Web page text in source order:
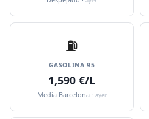
⛽️
GASOLINA 95
1,590 €/L
Media Barcelona · ayer